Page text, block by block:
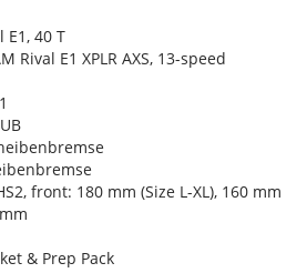
E1, 40 T
Rival E1 XPLR AXS, 13-speed
front: 180 mm (Size L-XL), 160 mm
& Prep Pack